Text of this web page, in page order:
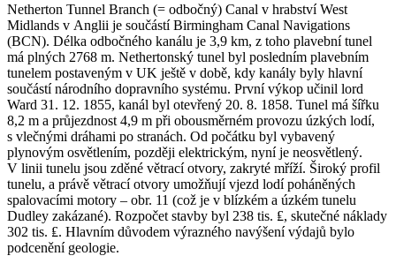
Netherton Tunnel Branch (= odbočný) Canal v hrabství West
Midlands v Anglii je součástí Birmingham Canal Navigations
(BCN). Délka odbočného kanálu je 3,9 km, z toho plavební tunel
má plných 2768 m. Nethertonský tunel byl posledním plavebním
tunelem postaveným v UK ještě v době, kdy kanály byly hlavní
součástí národního dopravního systému. První výkop učinil lord
Ward 31. 12. 1855, kanál byl otevřený 20. 8. 1858. Tunel má šířku
8,2 m a průjezdnost 4,9 m při obousměrném provozu úzkých lodí,
s vlečnými dráhami po stranách. Od počátku byl vybavený
plynovým osvětlením, později elektrickým, nyní je neosvětlený.
V linii tunelu jsou zděné větrací otvory, zakryté mříží. Široký profil
tunelu, a právě větrací otvory umožňují vjezd lodí poháněných
spalovacími motory – obr. 11 (což je v blízkém a úzkém tunelu
Dudley zakázané). Rozpočet stavby byl 238 tis. ₤, skutečné náklady
302 tis. ₤. Hlavním důvodem výrazného navýšení výdajů bylo
podcenění geologie.